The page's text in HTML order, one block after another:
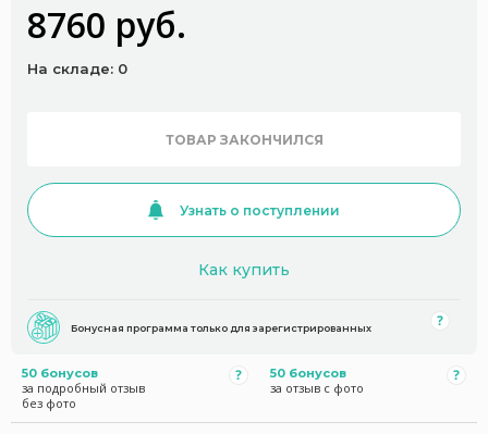
8760 руб.
На складе: 0
ТОВАР ЗАКОНЧИЛСЯ
Узнать о поступлении
Как купить
Бонусная программа только для зарегистрированных
50 бонусов
за подробный отзыв
без фото
50 бонусов
за отзыв с фото